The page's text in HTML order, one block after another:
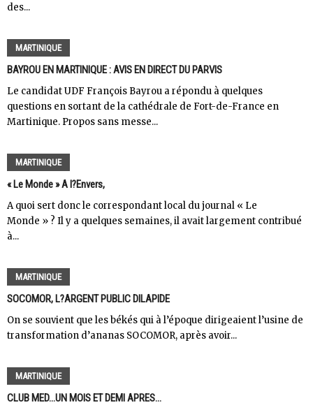
des...
MARTINIQUE
BAYROU EN MARTINIQUE : AVIS EN DIRECT DU PARVIS
Le candidat UDF François Bayrou a répondu à quelques
questions en sortant de la cathédrale de Fort-de-France en
Martinique. Propos sans messe...
MARTINIQUE
« Le Monde » A l?Envers,
A quoi sert donc le correspondant local du journal « Le
Monde » ? Il y a quelques semaines, il avait largement contribué
à...
MARTINIQUE
SOCOMOR, L?ARGENT PUBLIC DILAPIDE
On se souvient que les békés qui à l’époque dirigeaient l’usine de
transformation d’ananas SOCOMOR, après avoir...
MARTINIQUE
CLUB MED...UN MOIS ET DEMI APRES...